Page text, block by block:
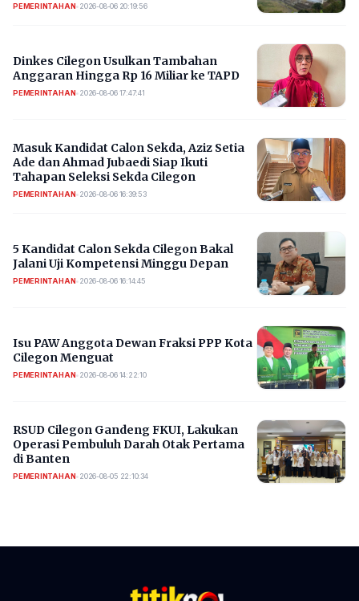
PEMERINTAHAN• 2026-08-06 20:19:56
Dinkes Cilegon Usulkan Tambahan
Anggaran Hingga Rp 16 Miliar ke TAPD
PEMERINTAHAN• 2026-08-06 17:47:41
Masuk Kandidat Calon Sekda, Aziz Setia
Ade dan Ahmad Jubaedi Siap Ikuti
Tahapan Seleksi Sekda Cilegon
PEMERINTAHAN• 2026-08-06 16:39:53
5 Kandidat Calon Sekda Cilegon Bakal
Jalani Uji Kompetensi Minggu Depan
PEMERINTAHAN• 2026-08-06 16:14:45
Isu PAW Anggota Dewan Fraksi PPP Kota
Cilegon Menguat
PEMERINTAHAN• 2026-08-06 14:22:10
RSUD Cilegon Gandeng FKUI, Lakukan
Operasi Pembuluh Darah Otak Pertama
di Banten
PEMERINTAHAN• 2026-08-05 22:10:34